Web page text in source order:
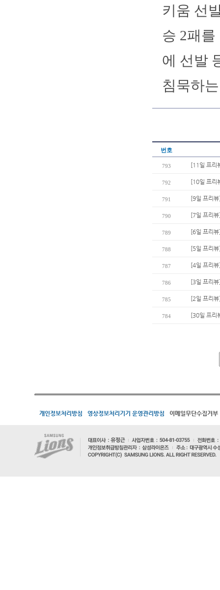
키움 선
승 2패를
에 선발
침묵하
번호
793 [11일 프리
792 [10일 프리
791 [9일 프리
790 [7일 프리
789 [6일 프리
788 [5일 프리
787 [4일 프리
786 [3일 프리
785 [2일 프리
784 [30일 프리
개인정보처리방침 영상정보처리기기 운영관리방침 이메일무단수집거부